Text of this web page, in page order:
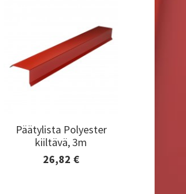
Päätylista Polyester
kiiltävä, 3m
26,82 €
Päätylista Polyester
kiiltävä, 3m
Lisätiedot ja